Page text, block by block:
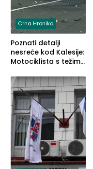
Crna Hronika
Poznati detalji
nesreće kod Kalesije:
Motociklista s težim,
lakšim povredama